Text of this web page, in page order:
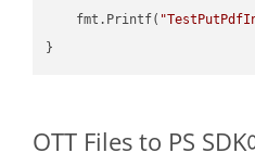
    fmt.Printf(
OTT Files to PS